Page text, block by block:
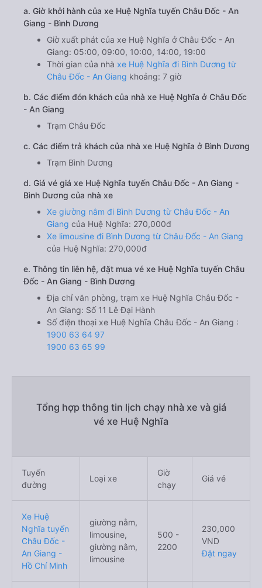
a. Giờ khởi hành của xe Huệ Nghĩa tuyến Châu Đốc - An
Giang - Bình Dương
Giờ xuất phát của xe Huệ Nghĩa ở Châu Đốc - An
Giang: 05:00, 09:00, 10:00, 14:00, 19:00
Thời gian của nhà xe Huệ Nghĩa đi Bình Dương từ
Châu Đốc - An Giang khoảng: 7 giờ
b. Các điểm đón khách của nhà xe Huệ Nghĩa ở Châu Đốc
- An Giang
Trạm Châu Đốc
c. Các điểm trả khách của nhà xe Huệ Nghĩa ở Bình Dương
Trạm Bình Dương
d. Giá vé giá xe Huệ Nghĩa tuyến Châu Đốc - An Giang -
Bình Dương của nhà xe
Xe giường nằm đi Bình Dương từ Châu Đốc - An
Giang của Huệ Nghĩa: 270,000đ
Xe limousine đi Bình Dương từ Châu Đốc - An Giang
của Huệ Nghĩa: 270,000đ
e. Thông tin liên hệ, đặt mua vé xe Huệ Nghĩa tuyến Châu
Đốc - An Giang - Bình Dương
Địa chỉ văn phòng, trạm xe Huệ Nghĩa Châu Đốc -
An Giang: Số 11 Lê Đại Hành
Số điện thoại xe Huệ Nghĩa Châu Đốc - An Giang :
1900 63 64 97
1900 63 65 99
Tổng hợp thông tin lịch chạy nhà xe và giá
vé xe Huệ Nghĩa
Tuyến
đường
Loại xe
Giờ
chạy
Giá vé
Xe Huệ
Nghĩa tuyến
Châu Đốc -
An Giang -
Hồ Chí Minh
giường nằm,
limousine,
giường nằm,
limousine
500 -
2200
230,000
VND
Đặt ngay